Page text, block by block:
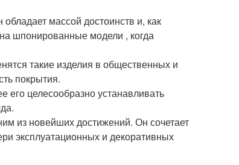
массой достоинств и, как
шпонированные модели , когда
такие изделия в общественных и
покрытия.
целесообразно устанавливать
из новейших достижений. Он сочетает
эксплуатационных и декоративных